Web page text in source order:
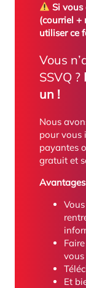
Si vous
(courriel +
utiliser ce
Vous
SSVQ ?
un !
Nous
pour vous
payantes
gratuit et
vous
Et